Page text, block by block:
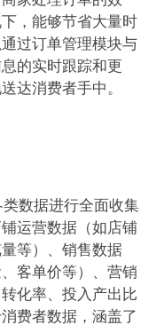
，能够节省大量时
过订单管理模块与
的实时跟踪和更
达消费者手中。
数据进行全面收集
运营数据（如店铺
等）、销售数据
客单价等）、营销
化率、投入产出比
费者数据，涵盖了